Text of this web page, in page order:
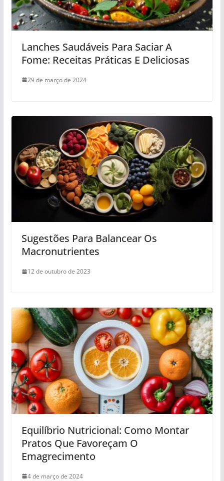
Lanches Saudáveis Para Saciar A
Fome: Receitas Práticas E Deliciosas
29 de março de 2024
Sugestões Para Balancear Os
Macronutrientes
12 de outubro de 2023
Equilíbrio Nutricional: Como Montar
Pratos Que Favoreçam O
Emagrecimento
4 de março de 2024